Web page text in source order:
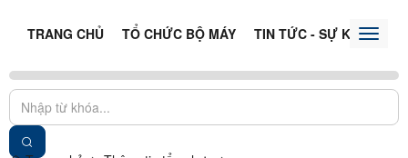
TRANG CHỦ TỔ CHỨC BỘ MÁY TIN TỨC - SỰ KIỆNToggle